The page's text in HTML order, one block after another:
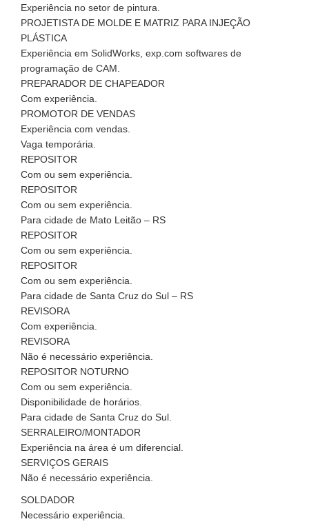
Experiência no setor de pintura.
PROJETISTA DE MOLDE E MATRIZ PARA INJEÇÃO
PLÁSTICA
Experiência em SolidWorks, exp.com softwares de
programação de CAM.
PREPARADOR DE CHAPEADOR
Com experiência.
PROMOTOR DE VENDAS
Experiência com vendas.
Vaga temporária.
REPOSITOR
Com ou sem experiência.
REPOSITOR
Com ou sem experiência.
Para cidade de Mato Leitão – RS
REPOSITOR
Com ou sem experiência.
REPOSITOR
Com ou sem experiência.
Para cidade de Santa Cruz do Sul – RS
REVISORA
Com experiência.
REVISORA
Não é necessário experiência.
REPOSITOR NOTURNO
Com ou sem experiência.
Disponibilidade de horários.
Para cidade de Santa Cruz do Sul.
SERRALEIRO/MONTADOR
Experiência na área é um diferencial.
SERVIÇOS GERAIS
Não é necessário experiência.
SOLDADOR
Necessário experiência.